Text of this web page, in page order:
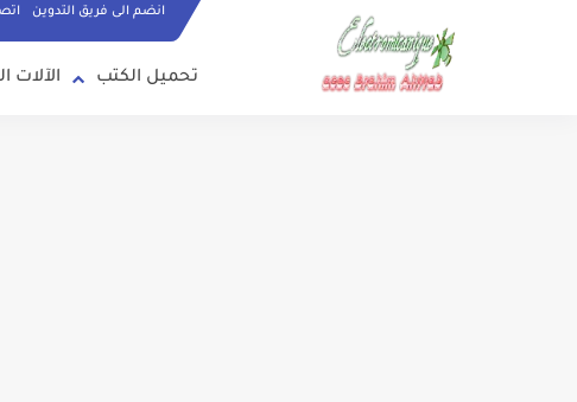
انضم الى فريق التدوين
تحميل الكتب الآلات